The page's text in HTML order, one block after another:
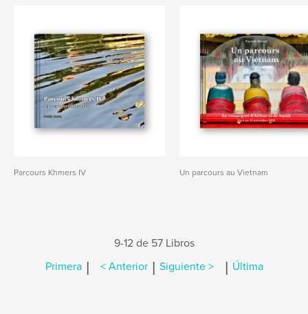
Parcours Khmers IV Un parcours au Vietnam
9-12 de 57 Libros
Primera | < Anterior | Siguiente > | Última